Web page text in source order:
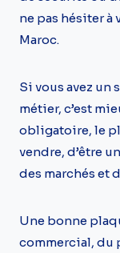
ne pas hésiter à
Maroc.
Si vous avez un
métier, c’est
obligatoire, le
vendre, d’être
des marchés et
Une bonne
commercial, du